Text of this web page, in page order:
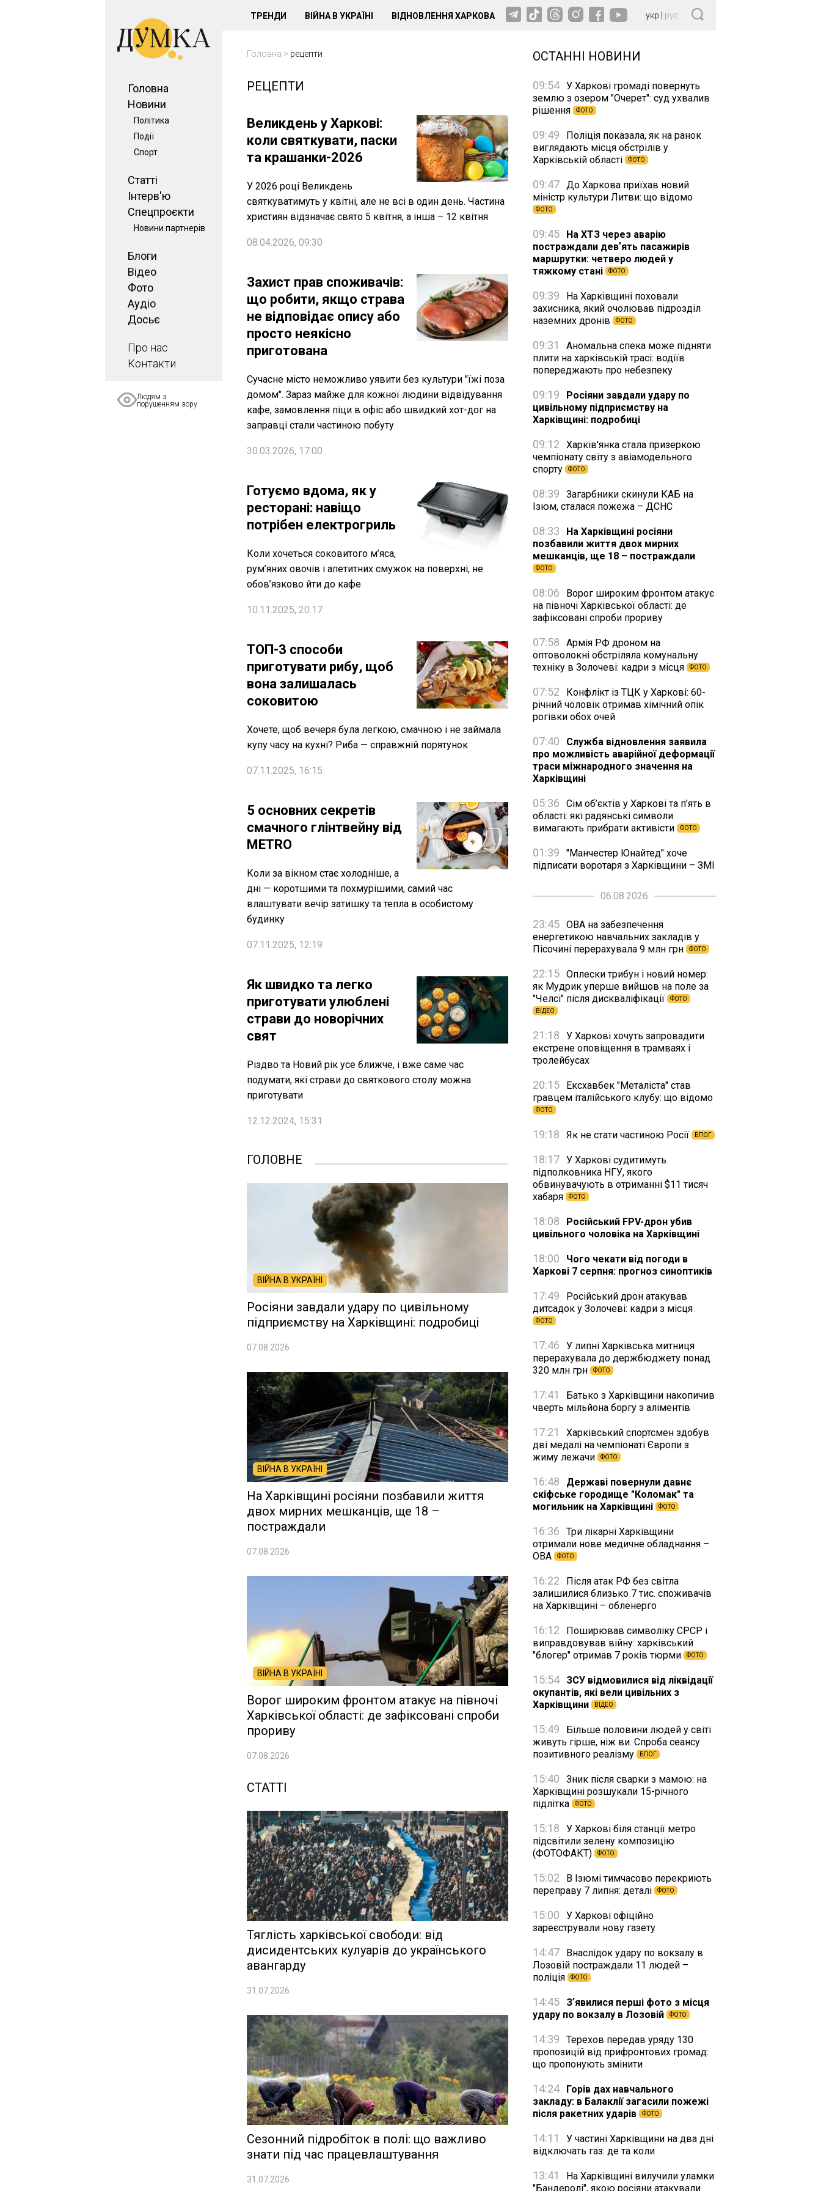
Головна
Новини
Політика
Події
Спорт
Статті
Інтерв'ю
Спецпроєкти
Новини партнерів
Блоги
Відео
Фото
Аудіо
Досьє
Про нас
Контакти
Людям з
порушенням зору
ТРЕНДИ ВІЙНА В УКРАЇНІ ВІДНОВЛЕННЯ ХАРКОВА укр рус
Головна > рецепти
РЕЦЕПТИ
Великдень у Харкові:
коли святкувати, паски
та крашанки-2026
У 2026 році Великдень
святкуватимуть у квітні, але не всі в один день. Частина
християн відзначає свято 5 квітня, а інша – 12 квітня
08.04.2026, 09:30
Захист прав споживачів:
що робити, якщо страва
не відповідає опису або
просто неякісно
приготована
Сучасне місто неможливо уявити без культури "їжі поза
домом". Зараз майже для кожної людини відвідування
кафе, замовлення піци в офіс або швидкий хот-дог на
заправці стали частиною побуту
30.03.2026, 17:00
Готуємо вдома, як у
ресторані: навіщо
потрібен електрогриль
Коли хочеться соковитого м’яса,
рум’яних овочів і апетитних смужок на поверхні, не
обов’язково йти до кафе
10.11.2025, 20:17
ТОП-3 способи
приготувати рибу, щоб
вона залишалась
соковитою
Хочете, щоб вечеря була легкою, смачною і не займала
купу часу на кухні? Риба — справжній порятунок
07.11.2025, 16:15
5 основних секретів
смачного глінтвейну від
METRO
Коли за вікном стає холодніше, а
дні — коротшими та похмурішими, самий час
влаштувати вечір затишку та тепла в особистому
будинку
07.11.2025, 12:19
Як швидко та легко
приготувати улюблені
страви до новорічних
свят
Різдво та Новий рік усе ближче, і вже саме час
подумати, які страви до святкового столу можна
приготувати
12.12.2024, 15:31
ГОЛОВНЕ
ВІЙНА В УКРАЇНІ
Росіяни завдали удару по цивільному
підприємству на Харківщині: подробиці
07.08.2026
ВІЙНА В УКРАЇНІ
На Харківщині росіяни позбавили життя
двох мирних мешканців, ще 18 –
постраждали
07.08.2026
ВІЙНА В УКРАЇНІ
Ворог широким фронтом атакує на півночі
Харківської області: де зафіксовані спроби
прориву
07.08.2026
СТАТТІ
Тяглість харківської свободи: від
дисидентських кулуарів до українського
авангарду
31.07.2026
Сезонний підробіток в полі: що важливо
знати під час працевлаштування
31.07.2026
ОСТАННІ НОВИНИ
09:54 У Харкові громаді повернуть
землю з озером "Очерет": суд ухвалив
рішення
ФОТО
09:49
Поліція показала, як на ранок
виглядають місця обстрілів у
Харківській області
ФОТО
09:47 До Харкова приїхав новий
міністр культури Литви: що відомо
ФОТО
09:45
На ХТЗ через аварію
постраждали девʼять пасажирів
маршрутки: четверо людей у
тяжкому стані
ФОТО
09:39
На Харківщині поховали
захисника, який очолював підрозділ
наземних дронів
ФОТО
09:31
Аномальна спека може підняти
плити на харківській трасі: водіїв
попереджають про небезпеку
09:19
Росіяни завдали удару по
цивільному підприємству на
Харківщині: подробиці
09:12
Харків'янка стала призеркою
чемпіонату світу з авіамодельного
спорту
ФОТО
08:39
Загарбники скинули КАБ на
Ізюм, сталася пожежа – ДСНС
08:33
На Харківщині росіяни
позбавили життя двох мирних
мешканців, ще 18 – постраждали
ФОТО
08:06
Ворог широким фронтом атакує
на півночі Харківської області: де
зафіксовані спроби прориву
07:58
Армія РФ дроном на
оптоволокні обстріляла комунальну
техніку в Золочеві: кадри з місця
ФОТО
07:52
Конфлікт із ТЦК у Харкові: 60-
річний чоловік отримав хімічний опік
рогівки обох очей
07:40
Служба відновлення заявила
про можливість аварійної деформації
траси міжнародного значення на
Харківщині
05:36
Сім об’єктів у Харкові та п’ять в
області: які радянські символи
вимагають прибрати активісти
ФОТО
01:39
"Манчестер Юнайтед" хоче
підписати воротаря з Харківщини – ЗМІ
06.08.2026
23:45 ОВА на забезпечення
енергетикою навчальних закладів у
Пісочині перерахувала 9 млн грн
ФОТО
22:15 Оплески трибун і новий номер:
як Мудрик уперше вийшов на поле за
"Челсі" після дискваліфікації
ФОТО
ВІДЕО
21:18
У Харкові хочуть запровадити
екстрене оповіщення в трамваях і
тролейбусах
20:15
Ексхавбек "Металіста" став
гравцем італійського клубу: що відомо
ФОТО
19:18 Як не стати частиною Росії БЛОГ
18:17 У Харкові судитимуть
підполковника НГУ, якого
обвинувачують в отриманні $11 тисяч
хабаря
ФОТО
18:08
Російський FPV-дрон убив
цивільного чоловіка на Харківщині
18:00
Чого чекати від погоди в
Харкові 7 серпня: прогноз синоптиків
17:49
Російський дрон атакував
дитсадок у Золочеві: кадри з місця
ФОТО
17:46
У липні Харківська митниця
перерахувала до держбюджету понад
320 млн грн
ФОТО
17:41
Батько з Харківщини накопичив
чверть мільйона боргу з аліментів
17:21
Харківський спортсмен здобув
дві медалі на чемпіонаті Європи з
жиму лежачи
ФОТО
16:48
Державі повернули давнє
скіфське городище "Коломак" та
могильник на Харківщині
ФОТО
16:36
Три лікарні Харківщини
отримали нове медичне обладнання –
ОВА
ФОТО
16:22
Після атак РФ без світла
залишилися близько 7 тис. споживачів
на Харківщині – обленерго
16:12
Поширював символіку СРСР і
виправдовував війну: харківський
"блогер" отримав 7 років тюрми
ФОТО
15:54
ЗСУ відмовилися від ліквідації
окупантів, які вели цивільних з
Харківщини
ВІДЕО
15:49
Більше половини людей у світі
живуть гірше, ніж ви. Спроба сеансу
позитивного реалізму
БЛОГ
15:40
Зник після сварки з мамою: на
Харківщині розшукали 15-річного
підлітка
ФОТО
15:18
У Харкові біля станції метро
підсвітили зелену композицію
(ФОТОФАКТ)
ФОТО
15:02
В Ізюмі тимчасово перекриють
переправу 7 липня: деталі
ФОТО
15:00
У Харкові офіційно
зареєстрували нову газету
14:47
Внаслідок удару по вокзалу в
Лозовій постраждали 11 людей –
поліція
ФОТО
14:45
Зʼявилися перші фото з місця
удару по вокзалу в Лозовій
ФОТО
14:39
Терехов передав уряду 130
пропозицій від прифронтових громад:
що пропонують змінити
14:24
Горів дах навчального
закладу: в Балаклії загасили пожежі
після ракетних ударів
ФОТО
14:11
У частині Харківщини на два дні
відключать газ: де та коли
13:41
На Харківщині вилучили уламки
"Бандеролі", якою росіяни атакували